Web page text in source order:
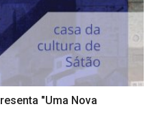
"Uma Nova